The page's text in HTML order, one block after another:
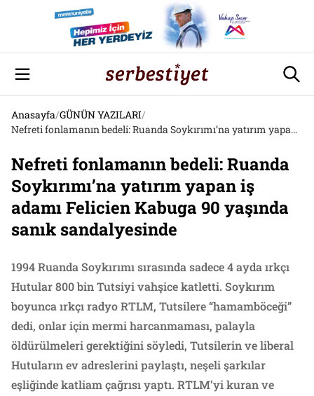
Anasayfa/GÜNÜN YAZILARI/
Nefreti fonlamanın bedeli: Ruanda Soykırımı’na yatırım yapan iş adamı Felicien Kabuga 90 yaşında sanık sandalyesinde
Nefreti fonlamanın bedeli: Ruanda
Soykırımı’na yatırım yapan iş
adamı Felicien Kabuga 90 yaşında
sanık sandalyesinde
1994 Ruanda Soykırımı sırasında sadece 4 ayda ırkçı
Hutular 800 bin Tutsiyi vahşice katletti. Soykırım
boyunca ırkçı radyo RTLM, Tutsilere “hamamböceği”
dedi, onlar için mermi harcanmaması, palayla
öldürülmeleri gerektiğini söyledi, Tutsilerin ve liberal
Hutuların ev adreslerini paylaştı, neşeli şarkılar
eşliğinde katliam çağrısı yaptı. RTLM’yi kuran ve